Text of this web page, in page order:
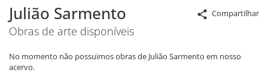
Compartilhar
Julião Sarmento
Obras de arte disponíveis
No momento não possuimos obras de Julião Sarmento em nosso
acervo.